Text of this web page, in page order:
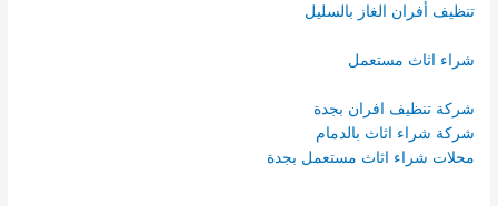
تنظيف أفران الغاز بالسليل
شراء اثاث مستعمل
شركة تنظيف افران بجدة
شركة شراء اثاث بالدمام
محلات شراء اثاث مستعمل بجدة